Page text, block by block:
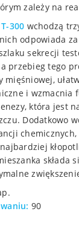
zależy na
300 wchodzą
odpowiada
sekrecji
przebieg tego
mięśniowej,
i wzmacnia
która jest
Dodatkowo
składa
90